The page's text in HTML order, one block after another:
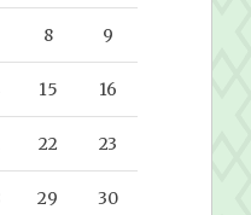
8 9
15 16
22 23
29 30